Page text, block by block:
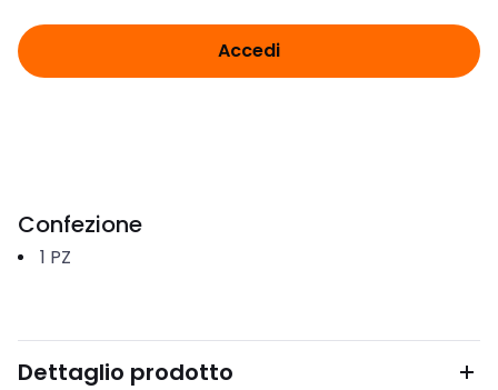
Accedi
Confezione
1 PZ
Dettaglio prodotto